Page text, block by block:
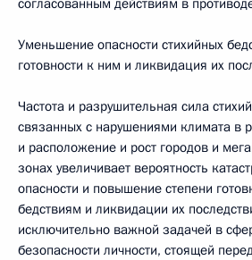
согласованным действиям в
Уменьшение опасности стихийных
готовности к ним и ликвидация их
Частота и разрушительная сила
связанных с нарушениями климата в
и расположение и рост городов и
зонах увеличивает вероятность
опасности и повышение степени
бедствиям и ликвидации их
исключительно важной задачей в
безопасности личности, стоящей